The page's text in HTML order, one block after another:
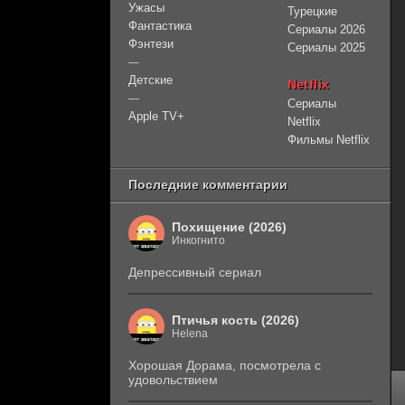
Ужасы
Фантастика
Фэнтези
—
Детские
—
Apple TV+
Турецкие
Сериалы 2026
Сериалы 2025
Netflix
Сериалы
Netflix
Фильмы Netflix
Последние комментарии
Похищение (2026)
Инкогнито
Депрессивный сериал
Птичья кость (2026)
Helena
Хорошая Дорама, посмотрела с
удовольствием